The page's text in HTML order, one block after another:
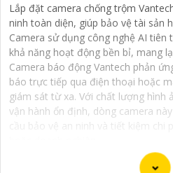
Lắp đặt camera chống trộm
ninh toàn diện, giúp bảo vệ tài sản
Camera sử dụng công nghệ AI tiên
khả năng hoạt động bền bỉ, mang
Camera báo động Vantech phản
báo trực tiếp qua điện thoại hoặc
giám sát từ xa. Với chất lượng hình
vận hành ổn định, dòng camera
cầu bảo vệ an ninh và tiết kiệm chi